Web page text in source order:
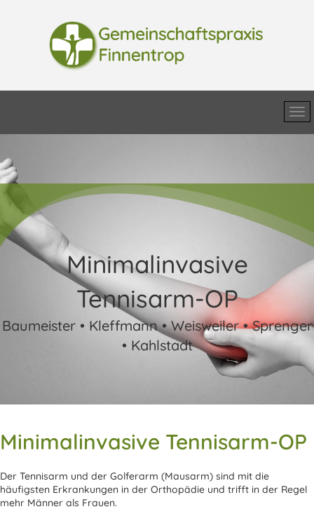
Minimalinvasive
Tennisarm-OP
Baumeister • Kleffmann • Weisweiler • Sprenger
• Kahlstadt
Minimalinvasive Tennisarm-OP
Der Tennisarm und der Golferarm (Mausarm) sind mit die
häufigsten Erkrankungen in der Orthopädie und trifft in der Regel
mehr Männer als Frauen.